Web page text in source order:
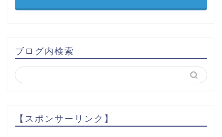
ブログ内検索
【スポンサーリンク】